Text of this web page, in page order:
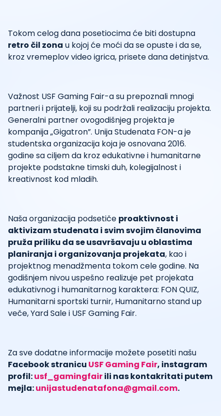
Tokom celog dana posetiocima će biti dostupna
retro čil zona u kojoj će moći da se opuste i da se,
kroz vremeplov video igrica, prisete dana detinjstva.
Važnost USF Gaming Fair-a su prepoznali mnogi
partneri i prijatelji, koji su podržali realizaciju projekta.
Generalni partner ovogodišnjeg projekta je
kompanija „Gigatron”. Unija Studenata FON-a je
studentska organizacija koja je osnovana 2016.
godine sa ciljem da kroz edukativne i humanitarne
projekte podstakne timski duh, kolegijalnost i
kreativnost kod mladih.
Naša organizacija podsetiče proaktivnost i
aktivizam studenata i svim svojim članovima
pruža priliku da se usavršavaju u oblastima
planiranja i organizovanja projekata, kao i
projektnog menadžmenta tokom cele godine. Na
godišnjem nivou uspešno realizuje pet projekata
edukativnog i humanitarnog karaktera: FON QUIZ,
Humanitarni sportski turnir, Humanitarno stand up
veče, Yard Sale i USF Gaming Fair.
Za sve dodatne informacije možete posetiti našu
Facebook stranicu USF Gaming Fair, instagram
profil:usf_gamingfairili nas kontakritati putem
mejla:unijastudenatafona@gmail.com.